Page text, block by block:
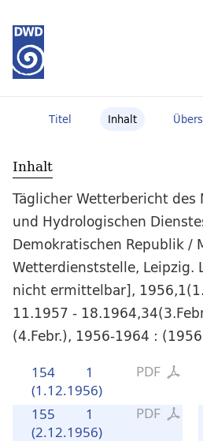
Titel Inhalt
Inhalt
Täglicher Wetterbericht des
und Hydrologischen
Demokratischen Republik /
Wetterdienststelle, Leipzig.
nicht ermittelbar],
11.1957 -
(4.Febr.), 1956-1964 :
PDF
1
154
(1.12.1956)
PDF
1
155
(2.12.1956)